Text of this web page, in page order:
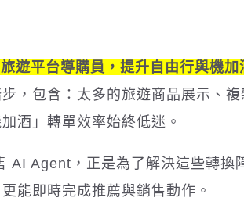
遊平台導購員，提升自由行與機加
，包含：太多的旅遊商品展示、
酒」轉單效率始終低迷。
AI Agent，正是為了解決這些轉
能即時完成推薦與銷售動作。